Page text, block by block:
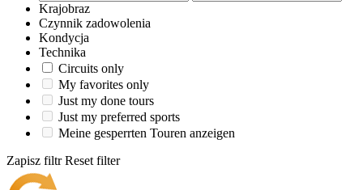
Krajobraz
Czynnik zadowolenia
Kondycja
Technika
Circuits only
My favorites only
Just my done tours
Just my preferred sports
Meine gesperrten Touren anzeigen
Zapisz filtr Reset filter